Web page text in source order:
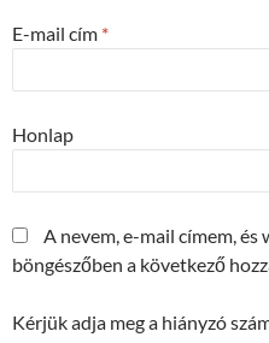
E-mail cím *
Honlap
A nevem, e-mail címem,
böngészőben a következő
Kérjük adja meg a hiányzó